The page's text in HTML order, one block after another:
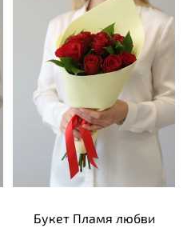
Букет Пламя любви